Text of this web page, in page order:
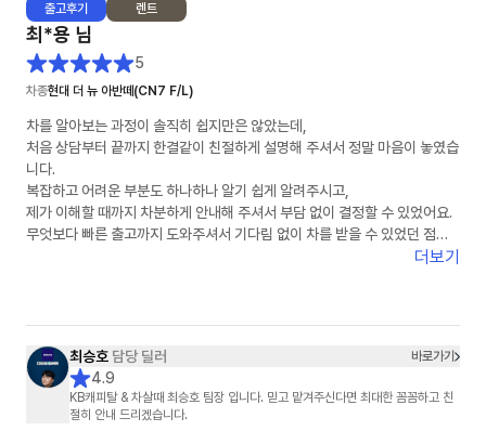
감사합니다 🙏
출고후기 렌트
최*용 님
5
차종현대 더 뉴 아반떼(CN7 F/L)
차를 알아보는 과정이 솔직히 쉽지만은 않았는데,
처음 상담부터 끝까지 한결같이 친절하게 설명해 주셔서 정말 마음이 놓였습
니다.
복잡하고 어려운 부분도 하나하나 알기 쉽게 알려주시고,
제가 이해할 때까지 차분하게 안내해 주셔서 부담 없이 결정할 수 있었어요.
무엇보다 빠른 출고까지 도와주셔서 기다림 없이 차를 받을 수 있었던 점이
덕분에 기분 좋게 차를 인도받았습니다.
진심으로 감사드립니다. 😊
더보기
최승호 담당 딜러 바로가기
4.9
KB캐피탈 & 차살때 최승호 팀장 입니다. 믿고 맡겨주신다면 최대한 꼼꼼하고 친
절히 안내 드리겠습니다.